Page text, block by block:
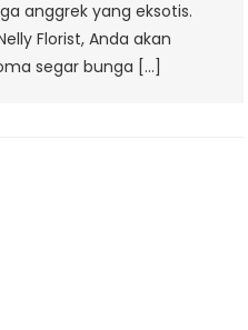
anggrek yang eksotis.
Florist, Anda akan
segar bunga […]